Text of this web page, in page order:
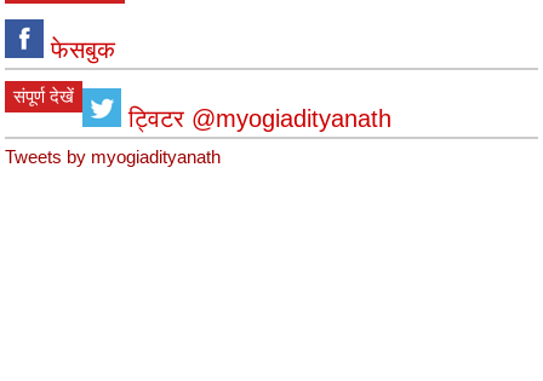
फेसबुक
संपूर्ण देखें
ट्विटर @myogiadityanath
Tweets by myogiadityanath